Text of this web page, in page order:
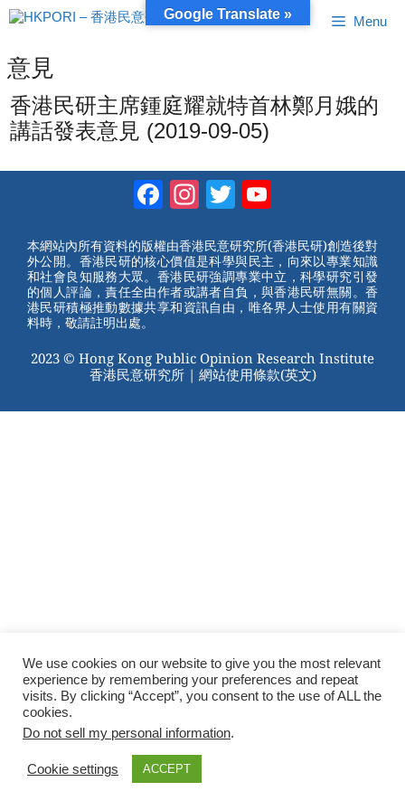
跳
至
容
Menu
意見
香港民研主席鍾庭耀就特首林鄭月娥的
講話發表意見 (2019-09-05)
Facebook
Instagram
Twitter
本網站內所有資料的版權由香港民意研究所(香港民研)創造後對
外公開。香港民研的核心價值是科學與民主，向來以專業知識
和社會良知服務大眾。香港民研強調專業中立，科學研究引發
的個人評論，責任全由作者或講者自負，與香港民研無關。香
港民研積極推動數據共享和資訊自由，唯各界人士使用有關資
料時，敬請註明出處。
2023 © Hong Kong Public Opinion Research Institute
香港民意研究所 | 網站使用條款(英文)
We use cookies on our website to give you the most relevant
experience by remembering your preferences and repeat
visits. By clicking “Accept”, you consent to the use of ALL the
cookies.
Do not sell my personal information.
Cookie settings ACCEPT
Google Translate »